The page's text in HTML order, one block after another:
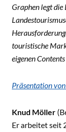
Graphen legt die
touristische
eigenen
Präsentation
Knud Möller
Er arbeitet seit